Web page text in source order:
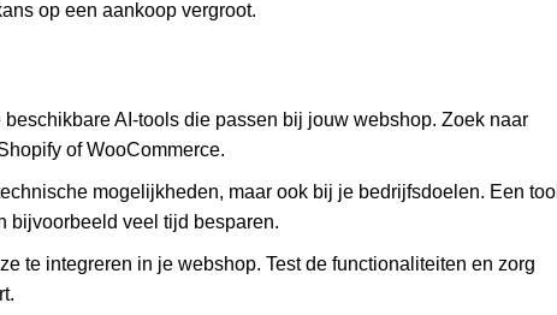
op een aankoop vergroot.
AI-tools die passen bij jouw webshop. Zoek naar
of WooCommerce.
mogelijkheden, maar ook bij je bedrijfsdoelen. Een tool
bijvoorbeeld veel tijd besparen.
te integreren in je webshop. Test de functionaliteiten en zorg